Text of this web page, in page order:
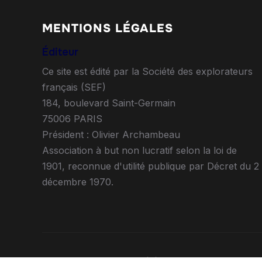
MENTIONS LÉGALES
Éditeur
Ce site est édité par la Société des explorateurs
français (SEF)
184, boulevard Saint-Germain
75006 PARIS
Président : Olivier Archambeau
Association à but non lucratif selon la loi de
1901, reconnue d'utilité publique par Décret du 2
décembre 1970.